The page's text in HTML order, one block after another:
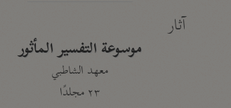
آثار
موسوعة التفسير المأثور
معهد الشاطبي
٢٣ مجلدًا